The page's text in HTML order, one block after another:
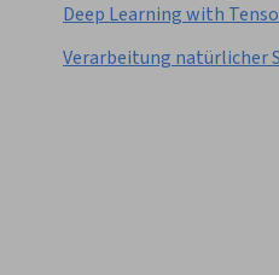
Deep Learning with
Verarbeitung natürlicher